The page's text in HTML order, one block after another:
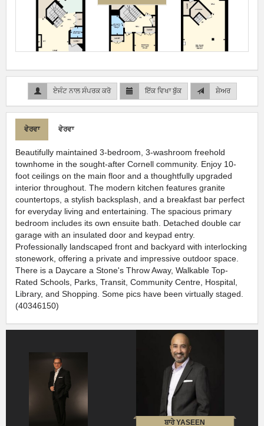
ਏਜੰਟ ਨਾਲ ਸੰਪਰਕ ਕਰੋ ਇੱਕ ਵਿਖਾ ਬੁੱਕ ਸ਼ੇਅਰ
ਵੇਰਵਾ ਵੇਰਵਾ
Beautifully maintained 3-bedroom, 3-washroom freehold
townhome in the sought-after Cornell community. Enjoy 10-
foot ceilings on the main floor and a thoughtfully upgraded
interior throughout. The modern kitchen features granite
countertops, a stylish backsplash, and a breakfast bar perfect
for everyday living and entertaining. The spacious primary
bedroom includes its own ensuite bath. Detached double car
garage with an insulated door and keypad entry.
Professionally landscaped front and backyard with interlocking
stonework, offering a private and impressive outdoor space.
There is a Daycare a Stone's Throw Away, Walkable Top-
Rated Schools, Parks, Transit, Community Centre, Hospital,
Library, and Shopping. Some pics have been virtually staged.
(40346150)
ਬਾਰੇ YASEEN